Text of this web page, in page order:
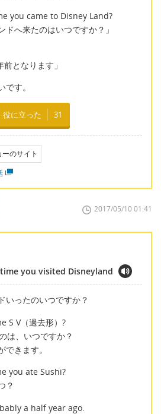
you came to Disney Land?
ドへ来たのはいつですか？」
となります」
す。
役に立った 31
のサイト
2017/05/10 01:41
you visited Disneyland
いったのいつですか？
S V（過去形）?
は、いつですか？
きます。
you ate Sushi?
？
a half year ago.